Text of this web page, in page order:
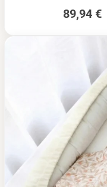
89,94 €